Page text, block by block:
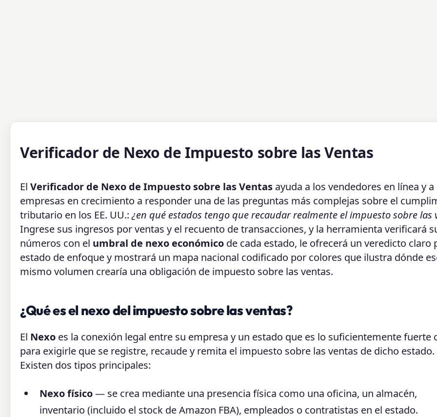
Verificador de Nexo de Impuesto sobre las Ventas
El Verificador de Nexo de Impuesto sobre las Ventas ayuda a los vendedores en línea y a
empresas en crecimiento a responder una de las preguntas más complejas sobre el
tributario en los EE. UU.:¿en qué estados tengo que recaudar realmente el impuesto sobre las
Ingrese sus ingresos por ventas y el recuento de transacciones, y la herramienta verificará
números con el umbral de nexo económico de cada estado, le ofrecerá un veredicto claro
estado de enfoque y mostrará un mapa nacional codificado por colores que ilustra dónde
mismo volumen crearía una obligación de impuesto sobre las ventas.
¿Qué es el nexo del impuesto sobre las ventas?
El Nexo es la conexión legal entre su empresa y un estado que es lo suficientemente fuerte
para exigirle que se registre, recaude y remita el impuesto sobre las ventas de dicho estado.
Existen dos tipos principales:
Nexo físico— se crea mediante una presencia física como una oficina, un almacén,
inventario (incluido el stock de Amazon FBA), empleados o contratistas en el estado.